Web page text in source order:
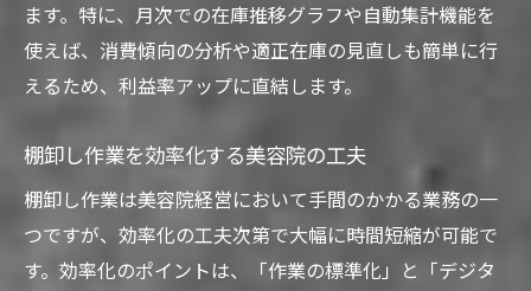
ます。特に、月次での在庫推移グラフや自動集計機能を
使えば、消費傾向の分析や適正在庫の見直しも簡単に行
えるため、利益率アップに直結します。
棚卸し作業を効率化する美容院の工夫
棚卸し作業は美容院経営において手間のかかる業務の一
つですが、効率化の工夫次第で大幅に時間短縮が可能で
す。効率化のポイントは、「作業の標準化」と「デジタ